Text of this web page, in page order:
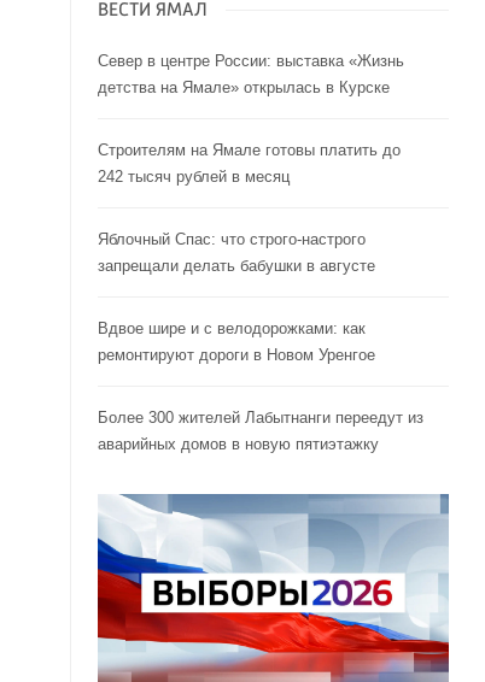
ВЕСТИ ЯМАЛ
Север в центре России: выставка «Жизнь
детства на Ямале» открылась в Курске
Строителям на Ямале готовы платить до
242 тысяч рублей в месяц
Яблочный Спас: что строго-настрого
запрещали делать бабушки в августе
Вдвое шире и с велодорожками: как
ремонтируют дороги в Новом Уренгое
Более 300 жителей Лабытнанги переедут из
аварийных домов в новую пятиэтажку